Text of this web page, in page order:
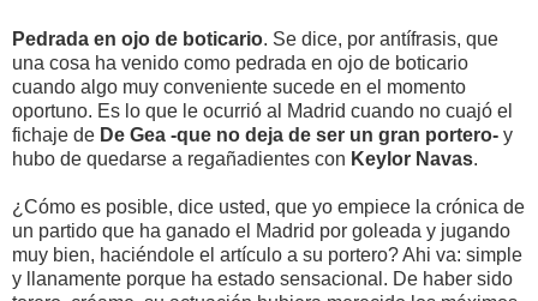
Pedrada en ojo de boticario. Se dice, por antífrasis, que
una cosa ha venido como pedrada en ojo de boticario
cuando algo muy conveniente sucede en el momento
oportuno. Es lo que le ocurrió al Madrid cuando no cuajó el
fichaje de De Gea -que no deja de ser un gran portero- y
hubo de quedarse a regañadientes con Keylor Navas.
¿Cómo es posible, dice usted, que yo empiece la crónica de
un partido que ha ganado el Madrid por goleada y jugando
muy bien, haciéndole el artículo a su portero? Ahi va: simple
y llanamente porque ha estado sensacional. De haber sido